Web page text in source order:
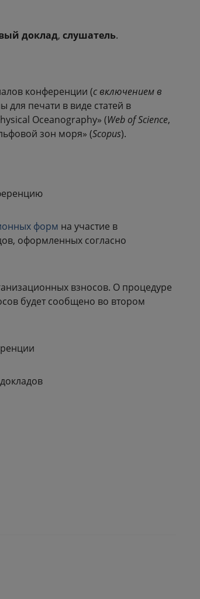
доклад, слушатель.
конференции (с включением в
печати в виде статей в
Oceanography» (Web of Science,
зон моря» (Scopus).
форм на участие в
оформленных согласно
взносов. О процедуре
будет сообщено во втором